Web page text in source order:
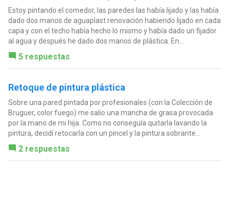
Estoy pintando el comedor, las paredes las había lijado y las había
dado dos manos de aguaplast renovación habiendo lijado en cada
capa y con el techo había hecho lo mismo y había dado un fijador
al agua y después he dado dos manos de plástica. En...
5 respuestas
Retoque de pintura plástica
Sobre una pared pintada por profesionales (con la Colección de
Bruguer, color fuego) me salio una mancha de grasa provocada
por la mano de mi hija. Como no conseguía quitarla lavando la
pintura, decidí retocarla con un pincel y la pintura sobrante...
2 respuestas